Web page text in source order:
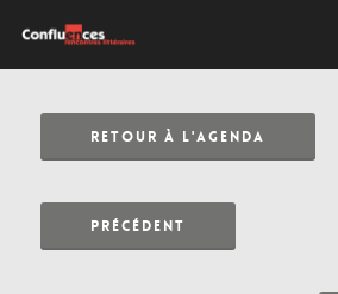
RETOUR À L'AGENDA
PRÉCÉDENT